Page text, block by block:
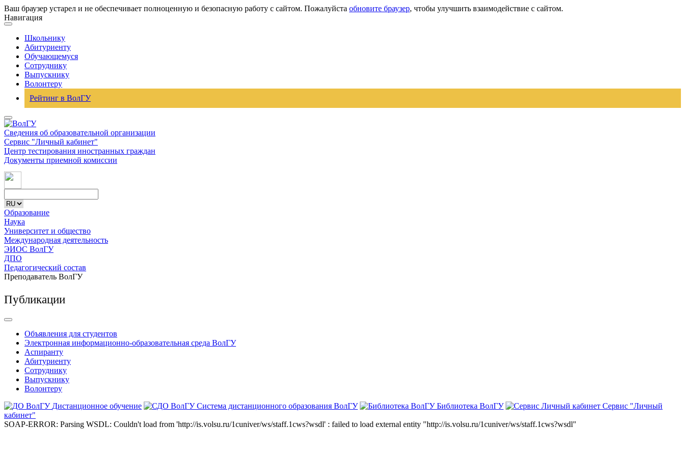
Ваш браузер устарел и не обеспечивает полноценную и безопасную работу с сайтом. Пожалуйста обновите браузер, чтобы улучшить взаимодействие с сайтом.
Навигация
Школьнику
Абитуриенту
Обучающемуся
Сотруднику
Выпускнику
Волонтеру
Рейтинг в ВолГУ
Сведения об образовательной организации
Сервис "Личный кабинет"
Центр тестирования иностранных граждан
Документы приемной комиссии
Образование
Наука
Университет и общество
Международная деятельность
ЭИОС ВолГУ
ДПО
Педагогический состав
Преподаватель ВолГУ
Публикации
Объявления для студентов
Электронная информационно-образовательная среда ВолГУ
Аспиранту
Абитуриенту
Сотруднику
Выпускнику
Волонтеру
Дистанционное обучение
Система дистанционного образования ВолГУ Библиотека ВолГУ
Сервис "Личный
кабинет"
SOAP-ERROR: Parsing WSDL: Couldn't load from 'http://is.volsu.ru/1cuniver/ws/staff.1cws?wsdl' : failed to load external entity "http://is.volsu.ru/1cuniver/ws/staff.1cws?wsdl"